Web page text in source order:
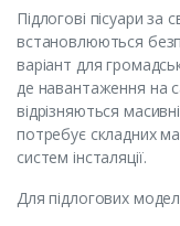
Підлогові пісуари за
встановлюються
варіант для
де навантаження на
відрізняються
потребує складних
систем інсталяції.
Для підлогових